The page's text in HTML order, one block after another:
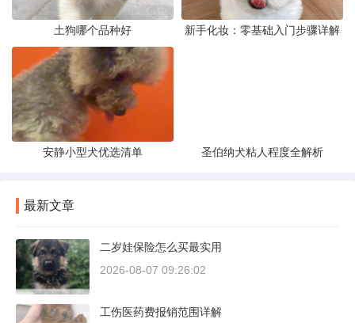
土狗哪个品种好 新手化妆：零基础入门步骤详解
安静小型犬优选清单 圣伯纳犬粘人程度全解析
最新文章
二岁娃保险怎么买最实用
2026-08-07 09:26:02
工伤医药费报销范围详解